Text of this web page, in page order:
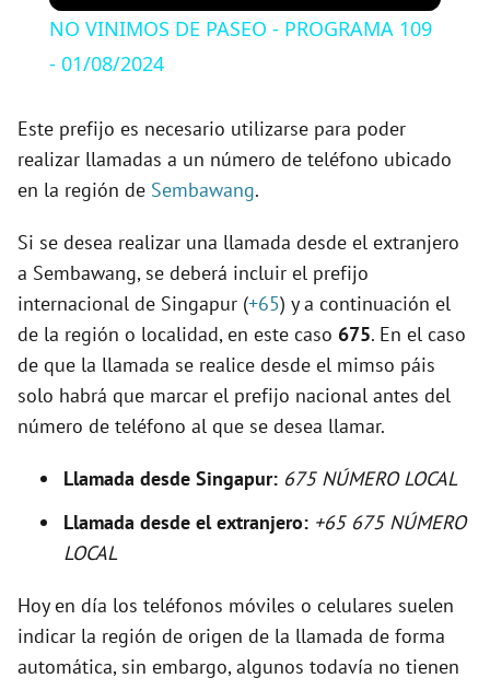
y
V
i
d
e
NO VINIMOS DE PASEO - PROGRAMA 109
- 01/08/2024
Este prefijo es necesario utilizarse para poder
realizar llamadas a un número de teléfono ubicado
en la región de Sembawang.
Si se desea realizar una llamada desde el extranjero
a Sembawang, se deberá incluir el prefijo
internacional de Singapur (+65) y a continuación el
de la región o localidad, en este caso 675. En el caso
de que la llamada se realice desde el mimso páis
solo habrá que marcar el prefijo nacional antes del
número de teléfono al que se desea llamar.
Llamada desde Singapur: 675 NÚMERO LOCAL
Llamada desde el extranjero: +65 675 NÚMERO
LOCAL
Hoy en día los teléfonos móviles o celulares suelen
indicar la región de origen de la llamada de forma
automática, sin embargo, algunos todavía no tienen